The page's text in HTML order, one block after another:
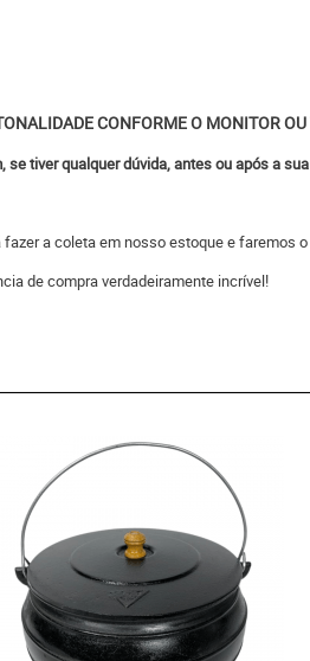
CONFORME O MONITOR
tiver qualquer dúvida, antes ou após a
a coleta em nosso estoque e faremos
de compra verdadeiramente incrível!